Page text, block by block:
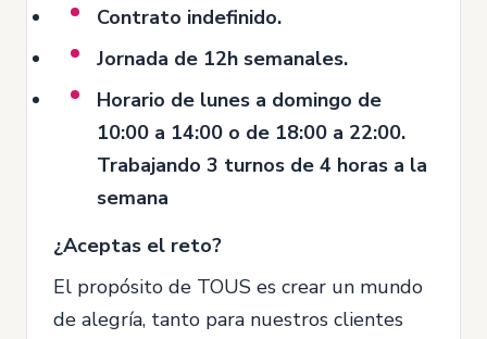
Contrato indefinido.
Jornada de 12h semanales.
Horario de lunes a domingo de
10:00 a 14:00 o de 18:00 a 22:00.
Trabajando 3 turnos de 4 horas a la
semana
¿Aceptas el reto?
El propósito de TOUS es crear un mundo
de alegría, tanto para nuestros clientes